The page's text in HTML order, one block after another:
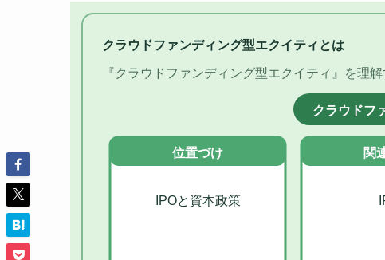
クラウドファンディング型エクイティとは
『クラウドファンディング型エクイティ』を理
クラウドフ
位置づけ
IPOと資本政策
関